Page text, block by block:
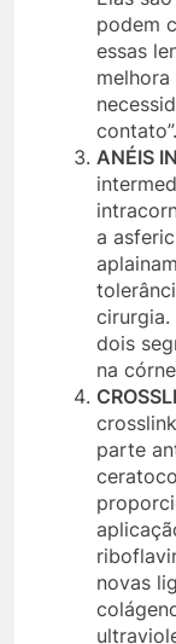
podem
essas
contato”.
ANÉIS
a
cirurgia.
dois
na
parte
novas